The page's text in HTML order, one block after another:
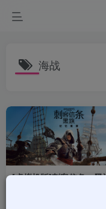
海战
[虚拟机版]刺客信条：黑